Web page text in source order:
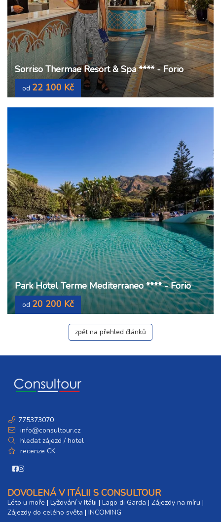
Sorriso Thermae Resort & Spa **** - Forio
od 22 100 Kč
Park Hotel Terme Mediterraneo **** - Forio
od 20 200 Kč
zpět na přehled článků
775373070
info@consultour.cz
hledat zájezd / hotel
recenze CK
DOVOLENÁ V ITÁLII S CONSULTOUR
Léto u moře | Lyžování v Itálii | Lago di Garda | Zájezdy na míru |
Zájezdy do celého světa | INCOMING